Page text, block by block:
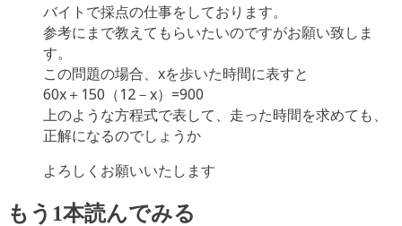
バイトで採点の仕事をしております。
参考にまで教えてもらいたいのですがお願い致しま
す。
この問題の場合、xを歩いた時間に表すと
60x＋150（12－x）=900
上のような方程式で表して、走った時間を求めても、
正解になるのでしょうか
よろしくお願いいたします
もう1本読んでみる